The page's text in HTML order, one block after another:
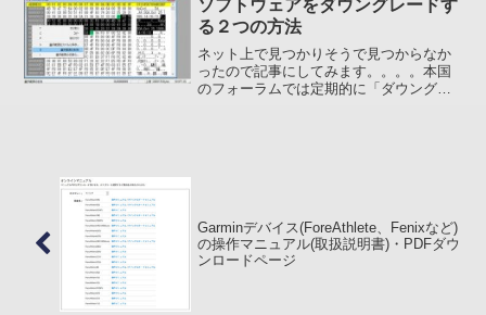
ソフトウェアをダウングレードす
る２つの方法
ネット上で見つかりそうで見つからなか
ったので記事にしてみます。。。。本国
のフォーラムでは定期的に「ダウングレ
Garminデバイス(ForeAthlete、Fenixなど)
の操作マニュアル(取扱説明書)・PDFダウ
ンロードページ